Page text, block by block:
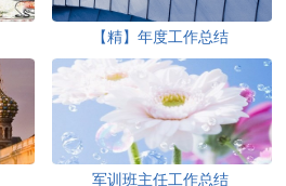
【精】年度工作总结
军训班主任工作总结